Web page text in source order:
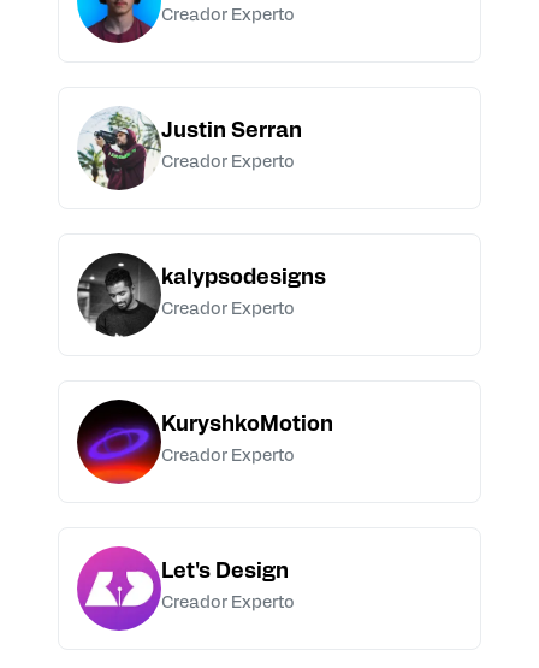
Creador Experto
Justin Serran
Creador Experto
kalypsodesigns
Creador Experto
KuryshkoMotion
Creador Experto
Let's Design
Creador Experto